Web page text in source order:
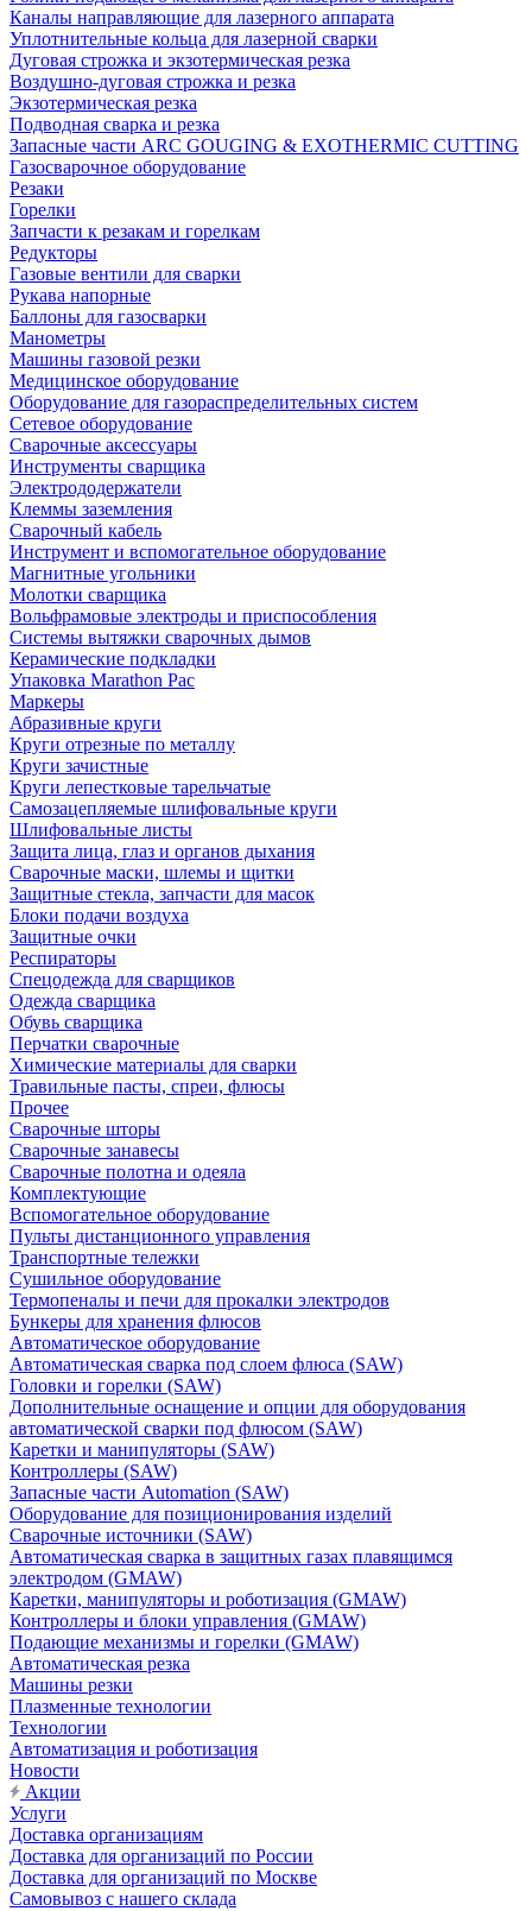
Каналы направляющие для лазерного аппарата
Уплотнительные кольца для лазерной сварки
Дуговая строжка и экзотермическая резка
Воздушно-дуговая строжка и резка
Экзотермическая резка
Подводная сварка и резка
Запасные части ARC GOUGING & EXOTHERMIC CUTTING
Газосварочное оборудование
Резаки
Горелки
Запчасти к резакам и горелкам
Редукторы
Газовые вентили для сварки
Рукава напорные
Баллоны для газосварки
Манометры
Машины газовой резки
Медицинское оборудование
Оборудование для газораспределительных систем
Сетевое оборудование
Сварочные аксессуары
Инструменты сварщика
Электрододержатели
Клеммы заземления
Сварочный кабель
Инструмент и вспомогательное оборудование
Магнитные угольники
Молотки сварщика
Вольфрамовые электроды и приспособления
Системы вытяжки сварочных дымов
Керамические подкладки
Упаковка Marathon Pac
Маркеры
Абразивные круги
Круги отрезные по металлу
Круги зачистные
Круги лепестковые тарельчатые
Самозацепляемые шлифовальные круги
Шлифовальные листы
Защита лица, глаз и органов дыхания
Сварочные маски, шлемы и щитки
Защитные стекла, запчасти для масок
Блоки подачи воздуха
Защитные очки
Респираторы
Спецодежда для сварщиков
Одежда сварщика
Обувь сварщика
Перчатки сварочные
Химические материалы для сварки
Травильные пасты, спреи, флюсы
Прочее
Сварочные шторы
Сварочные занавесы
Сварочные полотна и одеяла
Комплектующие
Вспомогательное оборудование
Пульты дистанционного управления
Транспортные тележки
Сушильное оборудование
Термопеналы и печи для прокалки электродов
Бункеры для хранения флюсов
Автоматическое оборудование
Автоматическая сварка под слоем флюса (SAW)
Головки и горелки (SAW)
Дополнительные оснащение и опции для оборудования
автоматической сварки под флюсом (SAW)
Каретки и манипуляторы (SAW)
Контроллеры (SAW)
Запасные части Automation (SAW)
Оборудование для позиционирования изделий
Сварочные источники (SAW)
Автоматическая сварка в защитных газах плавящимся
электродом (GMAW)
Каретки, манипуляторы и роботизация (GMAW)
Контроллеры и блоки управления (GMAW)
Подающие механизмы и горелки (GMAW)
Автоматическая резка
Машины резки
Плазменные технологии
Технологии
Автоматизация и роботизация
Новости
Акции
Услуги
Доставка организациям
Доставка для организаций по России
Доставка для организаций по Москве
Самовывоз с нашего склада